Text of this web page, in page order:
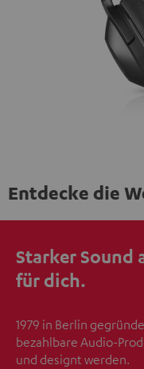
übermittelt werden.
Entdecke die
Starker Sound
für dich.
1979 in Berlin
bezahlbare Audio-
und designt werden.